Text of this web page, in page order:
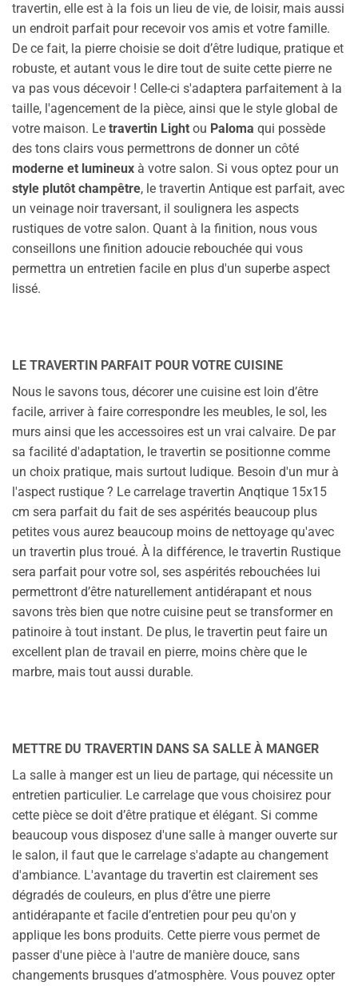
travertin, elle est à la fois un lieu de vie, de loisir, mais aussi
un endroit parfait pour recevoir vos amis et votre famille.
De ce fait, la pierre choisie se doit d’être ludique, pratique et
robuste, et autant vous le dire tout de suite cette pierre ne
va pas vous décevoir ! Celle-ci s'adaptera parfaitement à la
taille, l'agencement de la pièce, ainsi que le style global de
votre maison. Le travertin Light ou Paloma qui possède
des tons clairs vous permettrons de donner un côté
moderne et lumineux à votre salon. Si vous optez pour un
style plutôt champêtre, le travertin Antique est parfait, avec
un veinage noir traversant, il soulignera les aspects
rustiques de votre salon. Quant à la finition, nous vous
conseillons une finition adoucie rebouchée qui vous
permettra un entretien facile en plus d'un superbe aspect
lissé.
LE TRAVERTIN PARFAIT POUR VOTRE CUISINE
Nous le savons tous, décorer une cuisine est loin d’être
facile, arriver à faire correspondre les meubles, le sol, les
murs ainsi que les accessoires est un vrai calvaire. De par
sa facilité d'adaptation, le travertin se positionne comme
un choix pratique, mais surtout ludique. Besoin d'un mur à
l'aspect rustique ? Le carrelage travertin Anqtique 15x15
cm sera parfait du fait de ses aspérités beaucoup plus
petites vous aurez beaucoup moins de nettoyage qu'avec
un travertin plus troué. À la différence, le travertin Rustique
sera parfait pour votre sol, ses aspérités rebouchées lui
permettront d’être naturellement antidérapant et nous
savons très bien que notre cuisine peut se transformer en
patinoire à tout instant. De plus, le travertin peut faire un
excellent plan de travail en pierre, moins chère que le
marbre, mais tout aussi durable.
METTRE DU TRAVERTIN DANS SA SALLE À MANGER
La salle à manger est un lieu de partage, qui nécessite un
entretien particulier. Le carrelage que vous choisirez pour
cette pièce se doit d’être pratique et élégant. Si comme
beaucoup vous disposez d'une salle à manger ouverte sur
le salon, il faut que le carrelage s'adapte au changement
d'ambiance. L'avantage du travertin est clairement ses
dégradés de couleurs, en plus d’être une pierre
antidérapante et facile d’entretien pour peu qu'on y
applique les bons produits. Cette pierre vous permet de
passer d'une pièce à l'autre de manière douce, sans
changements brusques d’atmosphère. Vous pouvez opter